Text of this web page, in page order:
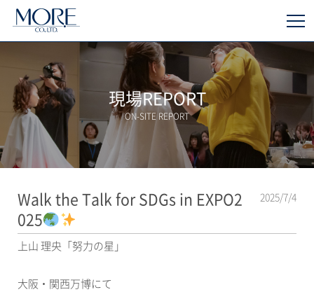
現場REPORT
ON-SITE REPORT
2025/7/4
Walk the Talk for SDGs in EXPO2
025
上山 理央「努力の星」
大阪・関西万博にて